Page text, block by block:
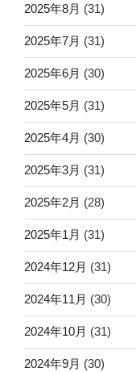
2025年8月 (31)
2025年7月 (31)
2025年6月 (30)
2025年5月 (31)
2025年4月 (30)
2025年3月 (31)
2025年2月 (28)
2025年1月 (31)
2024年12月 (31)
2024年11月 (30)
2024年10月 (31)
2024年9月 (30)